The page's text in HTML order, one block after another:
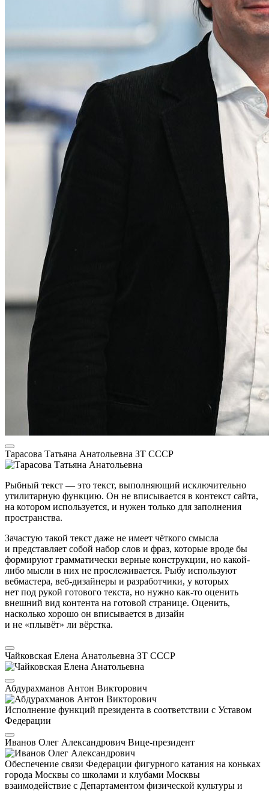
Тарасова Татьяна Анатольевна ЗТ СССР
Рыбный текст — это текст, выполняющий исключительно
утилитарную функцию. Он не вписывается в контекст сайта,
на котором используется, и нужен только для заполнения
пространства.
Зачастую такой текст даже не имеет чёткого смысла
и представляет собой набор слов и фраз, которые вроде бы
формируют грамматически верные конструкции, но какой-
либо мысли в них не прослеживается. Рыбу используют
вебмастера, веб-дизайнеры и разработчики, у которых
нет под рукой готового текста, но нужно как-то оценить
внешний вид контента на готовой странице. Оценить,
насколько хорошо он вписывается в дизайн
и не «плывёт» ли вёрстка.
Чайковская Елена Анатольевна ЗТ СССР
Абдурахманов Антон Викторович
Исполнение функций президента в соответствии с Уставом
Федерации
Иванов Олег Александрович Вице-президент
Обеспечение связи Федерации фигурного катания на коньках
города Москвы со школами и клубами Москвы
взаимодействие с Департаментом физической культуры и